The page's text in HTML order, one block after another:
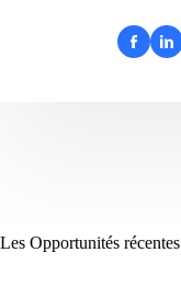
Les Opportunités récentes